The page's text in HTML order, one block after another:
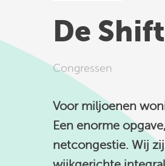
De
Congressen
Voor miljoenen
Een enorme
netcongestie. Wij